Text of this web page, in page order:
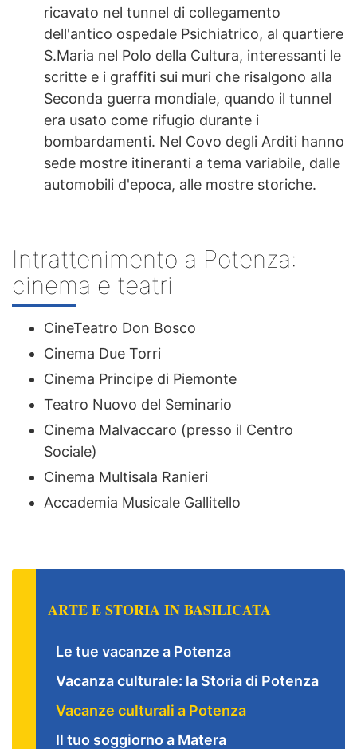
ricavato nel tunnel di collegamento
dell'antico ospedale Psichiatrico, al quartiere
S.Maria nel Polo della Cultura, interessanti le
scritte e i graffiti sui muri che risalgono alla
Seconda guerra mondiale, quando il tunnel
era usato come rifugio durante i
bombardamenti. Nel Covo degli Arditi hanno
sede mostre itineranti a tema variabile, dalle
automobili d'epoca, alle mostre storiche.
Intrattenimento a Potenza:
cinema e teatri
CineTeatro Don Bosco
Cinema Due Torri
Cinema Principe di Piemonte
Teatro Nuovo del Seminario
Cinema Malvaccaro (presso il Centro
Sociale)
Cinema Multisala Ranieri
Accademia Musicale Gallitello
ARTE E STORIA IN BASILICATA
Le tue vacanze a Potenza
Vacanza culturale: la Storia di Potenza
Vacanze culturali a Potenza
Il tuo soggiorno a Matera